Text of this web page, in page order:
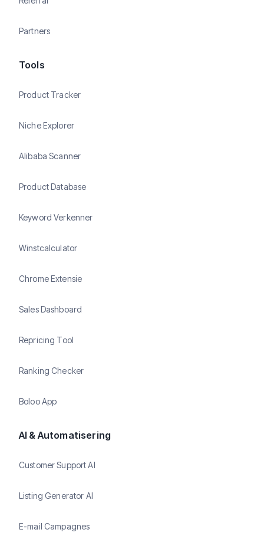
Partners
Tools
Product Tracker
Niche Explorer
Alibaba Scanner
Product Database
Keyword Verkenner
Winstcalculator
Chrome Extensie
Sales Dashboard
Repricing Tool
Ranking Checker
Boloo App
AI & Automatisering
Customer Support AI
Listing Generator AI
E-mail Campagnes